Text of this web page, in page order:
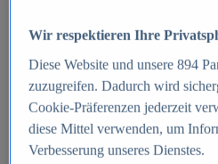
E-commerce
Beliebte Statistiken
Aktuelle Statistiken
E-Commerce -
Wir respektieren Ihre
Diese Website und unsere 894
zuzugreifen. Dadurch wird
Cookie-Präferenzen jederzeit
diese Mittel verwenden, um
Verbesserung unseres Dienstes.